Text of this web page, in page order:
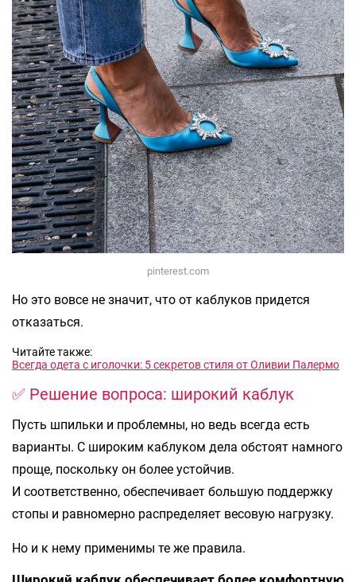
pinterest.com
Но это вовсе не значит, что от каблуков придется
отказаться.
Читайте также:
Всегда одета с иголочки: 5 секретов стиля от Оливии Палермо
✅ Решение вопроса: широкий каблук
Пусть шпильки и проблемны, но ведь всегда есть
варианты. С широким каблуком дела обстоят намного
проще, поскольку он более устойчив.
И соответственно, обеспечивает большую поддержку
стопы и равномерно распределяет весовую нагрузку.
Но и к нему применимы те же правила.